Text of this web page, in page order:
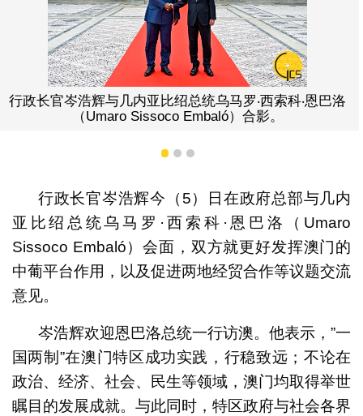
行政长官岑浩辉与几内亚比绍总统乌马罗‧西索科‧恩巴洛
（Umaro Sissoco Embaló）合影。
1 2 3
行政长官岑浩辉今（5）日在政府总部与几内
亚比绍总统乌马罗·西索科·恩巴洛（Umaro
Sissoco Embaló）会面，双方就更好发挥澳门的
中葡平台作用，以及促进两地经贸合作等议题交流
意见。
岑浩辉欢迎恩巴洛总统一行访澳。他表示，”一
国两制”在澳门特区成功实践，行稳致远；不论在
政治、经济、社会、民生等领域，澳门均取得举世
瞩目的发展成就。与此同时，特区政府与社会各界